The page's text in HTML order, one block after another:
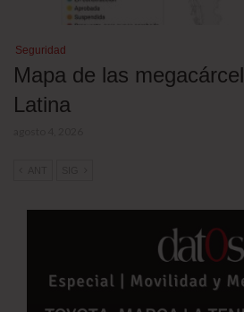
Seguridad
Mapa de las
Latina